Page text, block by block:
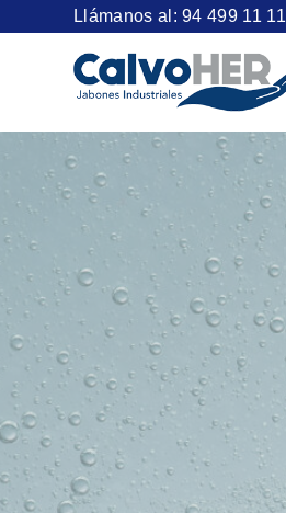
Llámanos al:94 499 11 11